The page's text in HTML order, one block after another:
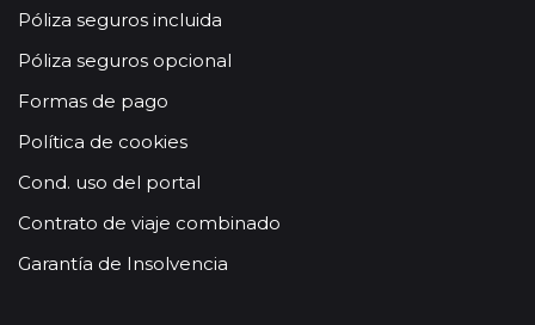
para grupos).
Otras notas a tener en cuenta:
Todas nuestras rutas, independientemente del
número de pasajeros, incluyen la presencia de guías
acompañantes, profesionales con mucha experiencia,
conocimientos y buena disposición para atender al
grupo. Adicionalmente, en las ciudades principales y
locales que le permitirán conocer más a fondo la
cultura de los lugares visitados. En ocasiones, los
Póliza seguros incluida
Póliza seguros opcional
Formas de pago
Política de cookies
Cond. uso del portal
Contrato de viaje combinado
Garantía de Insolvencia